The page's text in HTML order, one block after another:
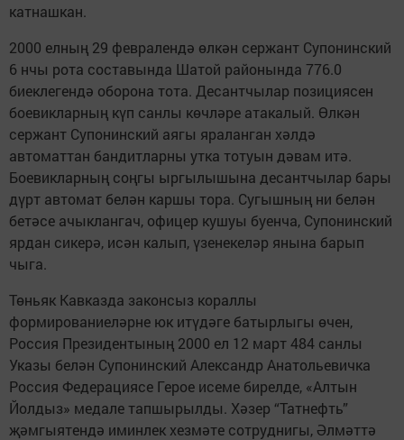
катнашкан.
2000 елның 29 февралендә өлкән сержант Супонинский
6 нчы рота составында Шатой районында 776.0
биеклегендә оборона тота. Десантчылар позициясен
боевикларның күп санлы көчләре атакалый. Өлкән
сержант Супонинский аягы яраланган хәлдә
автоматтан бандитларны утка тотуын дәвам итә.
Боевикларның соңгы ыргылышына десантчылар бары
дүрт автомат белән каршы тора. Сугышның ни белән
бетәсе ачыклангач, офицер кушуы буенча, Супонинский
ярдан сикерә, исән калып, үзенекеләр янына барып
чыга.
Төньяк Кавказда законсыз кораллы
формированиеләрне юк итүдәге батырлыгы өчен,
Россия Президентының 2000 ел 12 март 484 санлы
Указы белән Супонинский Александр Анатольевичка
Россия Федерациясе Герое исеме бирелде, «Алтын
Йолдыз» медале тапшырылды. Хәзер “Татнефть”
җәмгыятендә иминлек хезмәте сотруднигы, Әлмәттә